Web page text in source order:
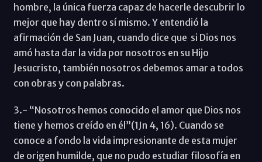
hombre, la única fuerza capaz de hacerle descubrir lo
mejor que hay dentro sí mismo. Y entendió la
afirmación de San Juan, cuando dice que si Dios nos
amó hasta dar la vida por nosotros en su Hijo
Jesucristo, también nosotros debemos amar a todos
con obras y con palabras.
3.- “Nosotros hemos conocido el amor que Dios nos
tiene y hemos creído en él”(1Jn 4, 16). Cuando se
conoce a fondo la vida impresionante de esta mujer
de origen humilde, que no pudo estudiar filosofía en